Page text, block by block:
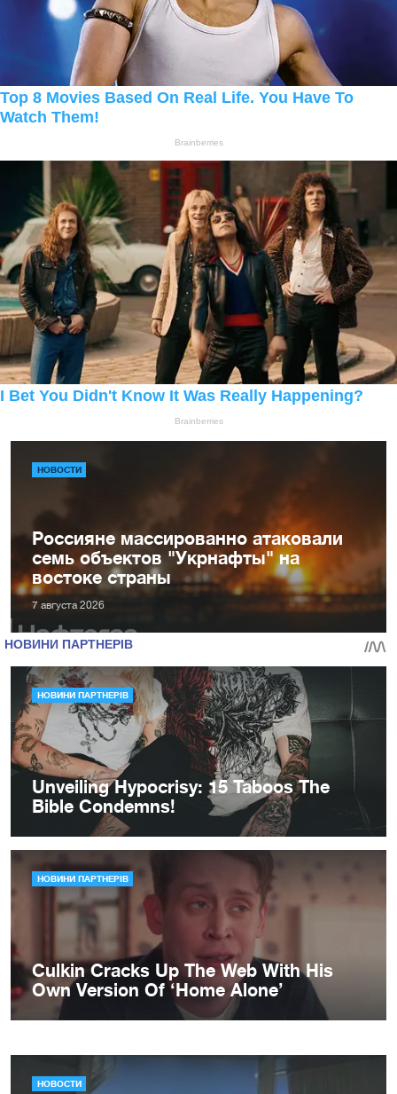
НОВОСТИ
Россияне массированно атаковали
семь объектов "Укрнафты" на
востоке страны
7 августа 2026
НОВОСТИ